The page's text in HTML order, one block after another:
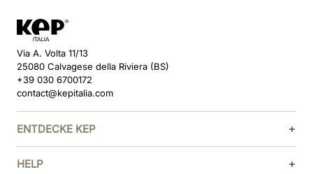
Via A. Volta 11/13
25080 Calvagese della Riviera (BS)
+39 030 6700172
contact@kepitalia.com
ENTDECKE KEP
HELP